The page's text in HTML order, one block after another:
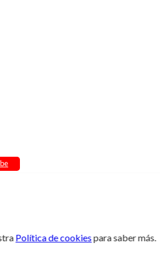
Política de cookiespara saber más.